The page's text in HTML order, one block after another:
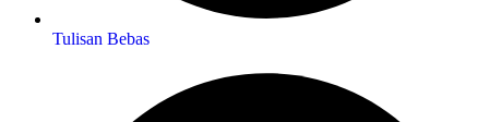
Tulisan Bebas